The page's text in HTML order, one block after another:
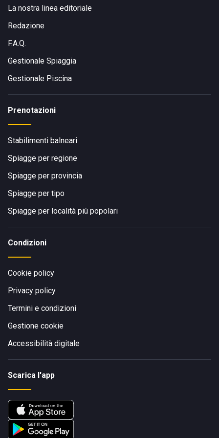
Si segnala inoltre la presenza di un
cinquecento metri a piedi dallo stabilimento.
La nostra linea editoriale
Redazione
F.A.Q.
Gestionale Spiaggia
Gestionale Piscina
Prenotazioni
Stabilimenti balneari
Spiagge per regione
Spiagge per provincia
Spiagge per tipo
Spiagge per località più popolari
Condizioni
Cookie policy
Privacy policy
Termini e condizioni
Gestione cookie
Accessibilità digitale
Scarica l'app